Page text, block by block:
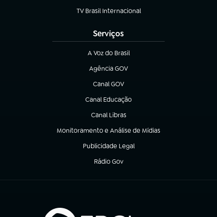
TV Brasil Internacional
(abre em nova aba)
Serviços
A Voz do Brasil
(abre em nova aba)
Agência GOV
(abre em nova aba)
Canal GOV
(abre em nova aba)
Canal Educação
(abre em nova aba)
Canal Libras
(abre em nova aba)
Monitoramento e Análise de Mídias
(abre em nova aba)
Publicidade Legal
(abre em nova aba)
Rádio Gov
(abre em nova aba)